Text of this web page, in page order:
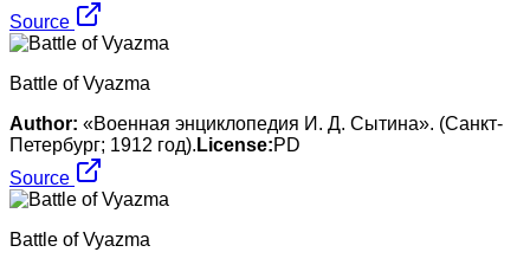
Source
Battle of Vyazma
Author: «Военная энциклопедия И. Д. Сытина». (Санкт-
Петербург; 1912 год). License:PD
Source
Battle of Vyazma